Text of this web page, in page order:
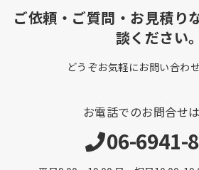
ご依頼・ご質問・お見積り
談ください。
どうぞお気軽にお問い合わ
お電話でのお問合せ
06-6941-